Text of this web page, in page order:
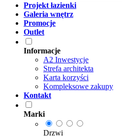
Projekt łazienki
Galeria wnętrz
Promocje
Outlet
Informacje
A2 Inwestycje
Strefa architekta
Karta korzyści
Kompleksowe zakupy
Kontakt
Marki
Drzwi